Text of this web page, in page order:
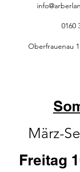
0160
Oberfrauenau
März-
Freitag